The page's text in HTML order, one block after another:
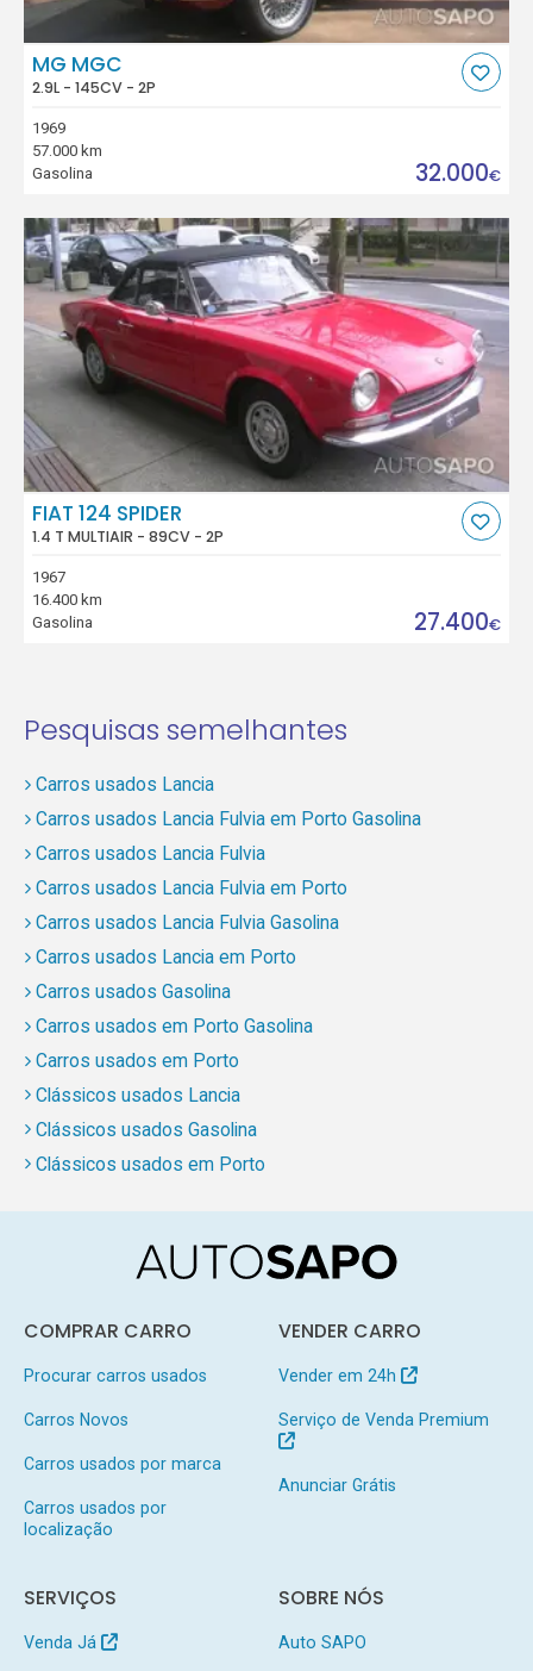
MG MGC
2.9L - 145CV - 2P
1969
57.000 km
Gasolina
32.000€
FIAT 124 SPIDER
1.4 T MULTIAIR - 89CV - 2P
1967
16.400 km
Gasolina
27.400€
Pesquisas semelhantes
Carros usados Lancia
Carros usados Lancia Fulvia em Porto Gasolina
Carros usados Lancia Fulvia
Carros usados Lancia Fulvia em Porto
Carros usados Lancia Fulvia Gasolina
Carros usados Lancia em Porto
Carros usados Gasolina
Carros usados em Porto Gasolina
Carros usados em Porto
Clássicos usados Lancia
Clássicos usados Gasolina
Clássicos usados em Porto
COMPRAR CARRO
Procurar carros usados
Carros Novos
Carros usados por marca
Carros usados por
localização
VENDER CARRO
Vender em 24h
Serviço de Venda Premium
Anunciar Grátis
SERVIÇOS
Venda Já
SOBRE NÓS
Auto SAPO